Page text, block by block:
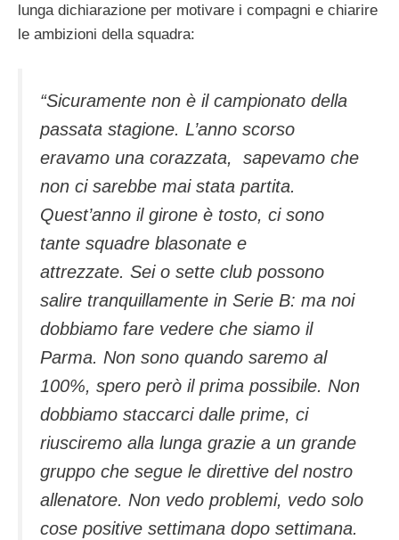
lunga dichiarazione per motivare i compagni e chiarire
le ambizioni della squadra:
“Sicuramente non è il campionato della
passata stagione. L’anno scorso
eravamo una corazzata, sapevamo che
non ci sarebbe mai stata partita.
Quest’anno il girone è tosto, ci sono
tante squadre blasonate e
attrezzate. Sei o sette club possono
salire tranquillamente in Serie B: ma noi
dobbiamo fare vedere che siamo il
Parma. Non sono quando saremo al
100%, spero però il prima possibile. Non
dobbiamo staccarci dalle prime, ci
riusciremo alla lunga grazie a un grande
gruppo che segue le direttive del nostro
allenatore. Non vedo problemi, vedo solo
cose positive settimana dopo settimana.